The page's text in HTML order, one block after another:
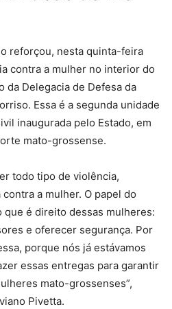
reforçou, nesta quinta-feira
contra a mulher no interior do
da Delegacia de Defesa da
Essa é a segunda unidade
inaugurada pelo Estado, em
mato-grossense.
todo tipo de violência,
a mulher. O papel do
é direito dessas mulheres:
e oferecer segurança. Por
porque nós já estávamos
essas entregas para garantir
mato-grossenses”,
Pivetta.